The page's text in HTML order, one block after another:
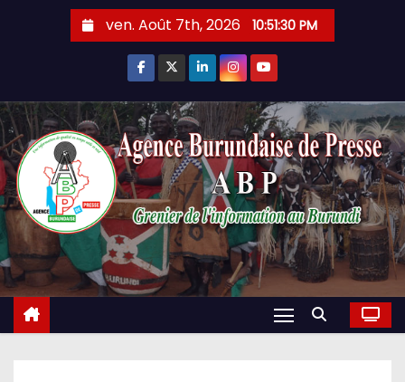
ven. Août 7th, 2026 10:51:31 PM